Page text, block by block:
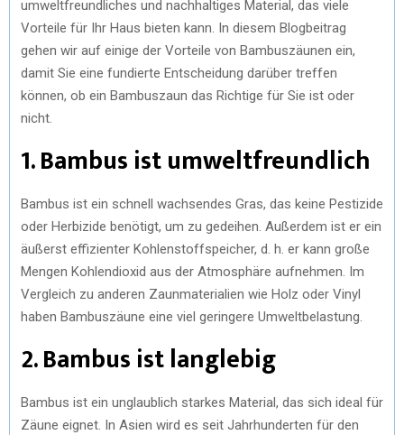
umweltfreundliches und nachhaltiges Material, das viele
Vorteile für Ihr Haus bieten kann. In diesem Blogbeitrag
gehen wir auf einige der Vorteile von Bambuszäunen ein,
damit Sie eine fundierte Entscheidung darüber treffen
können, ob ein Bambuszaun das Richtige für Sie ist oder
nicht.
1. Bambus ist umweltfreundlich
Bambus ist ein schnell wachsendes Gras, das keine Pestizide
oder Herbizide benötigt, um zu gedeihen. Außerdem ist er ein
äußerst effizienter Kohlenstoffspeicher, d. h. er kann große
Mengen Kohlendioxid aus der Atmosphäre aufnehmen. Im
Vergleich zu anderen Zaunmaterialien wie Holz oder Vinyl
haben Bambuszäune eine viel geringere Umweltbelastung.
2. Bambus ist langlebig
Bambus ist ein unglaublich starkes Material, das sich ideal für
Zäune eignet. In Asien wird es seit Jahrhunderten für den